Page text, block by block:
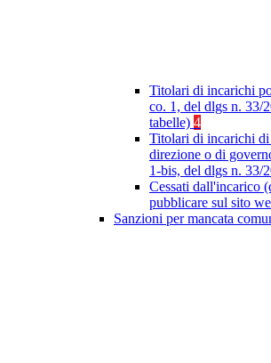
Titolari di incarichi
co. 1, del dlgs n. 33/
tabelle) 4
Titolari di incarichi
direzione o di
1-bis, del dlgs n. 33/
Cessati dall'incarico
pubblicare sul sito
Sanzioni per mancata